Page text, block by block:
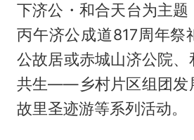
下济公・和合天台为主题
丙午济公成道817周年祭
公故居或赤城山济公院、
共生——乡村片区组团发
故里圣迹游等系列活动。